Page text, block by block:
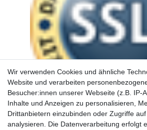
Wir verwenden Cookies und ähnliche
Website und verarbeiten
Besucher:innen unserer Webseite (z.B. IP-
Inhalte und Anzeigen zu personalisieren,
Drittanbietern einzubinden oder Zugriffe
analysieren. Die Datenverarbeitung erfolgt